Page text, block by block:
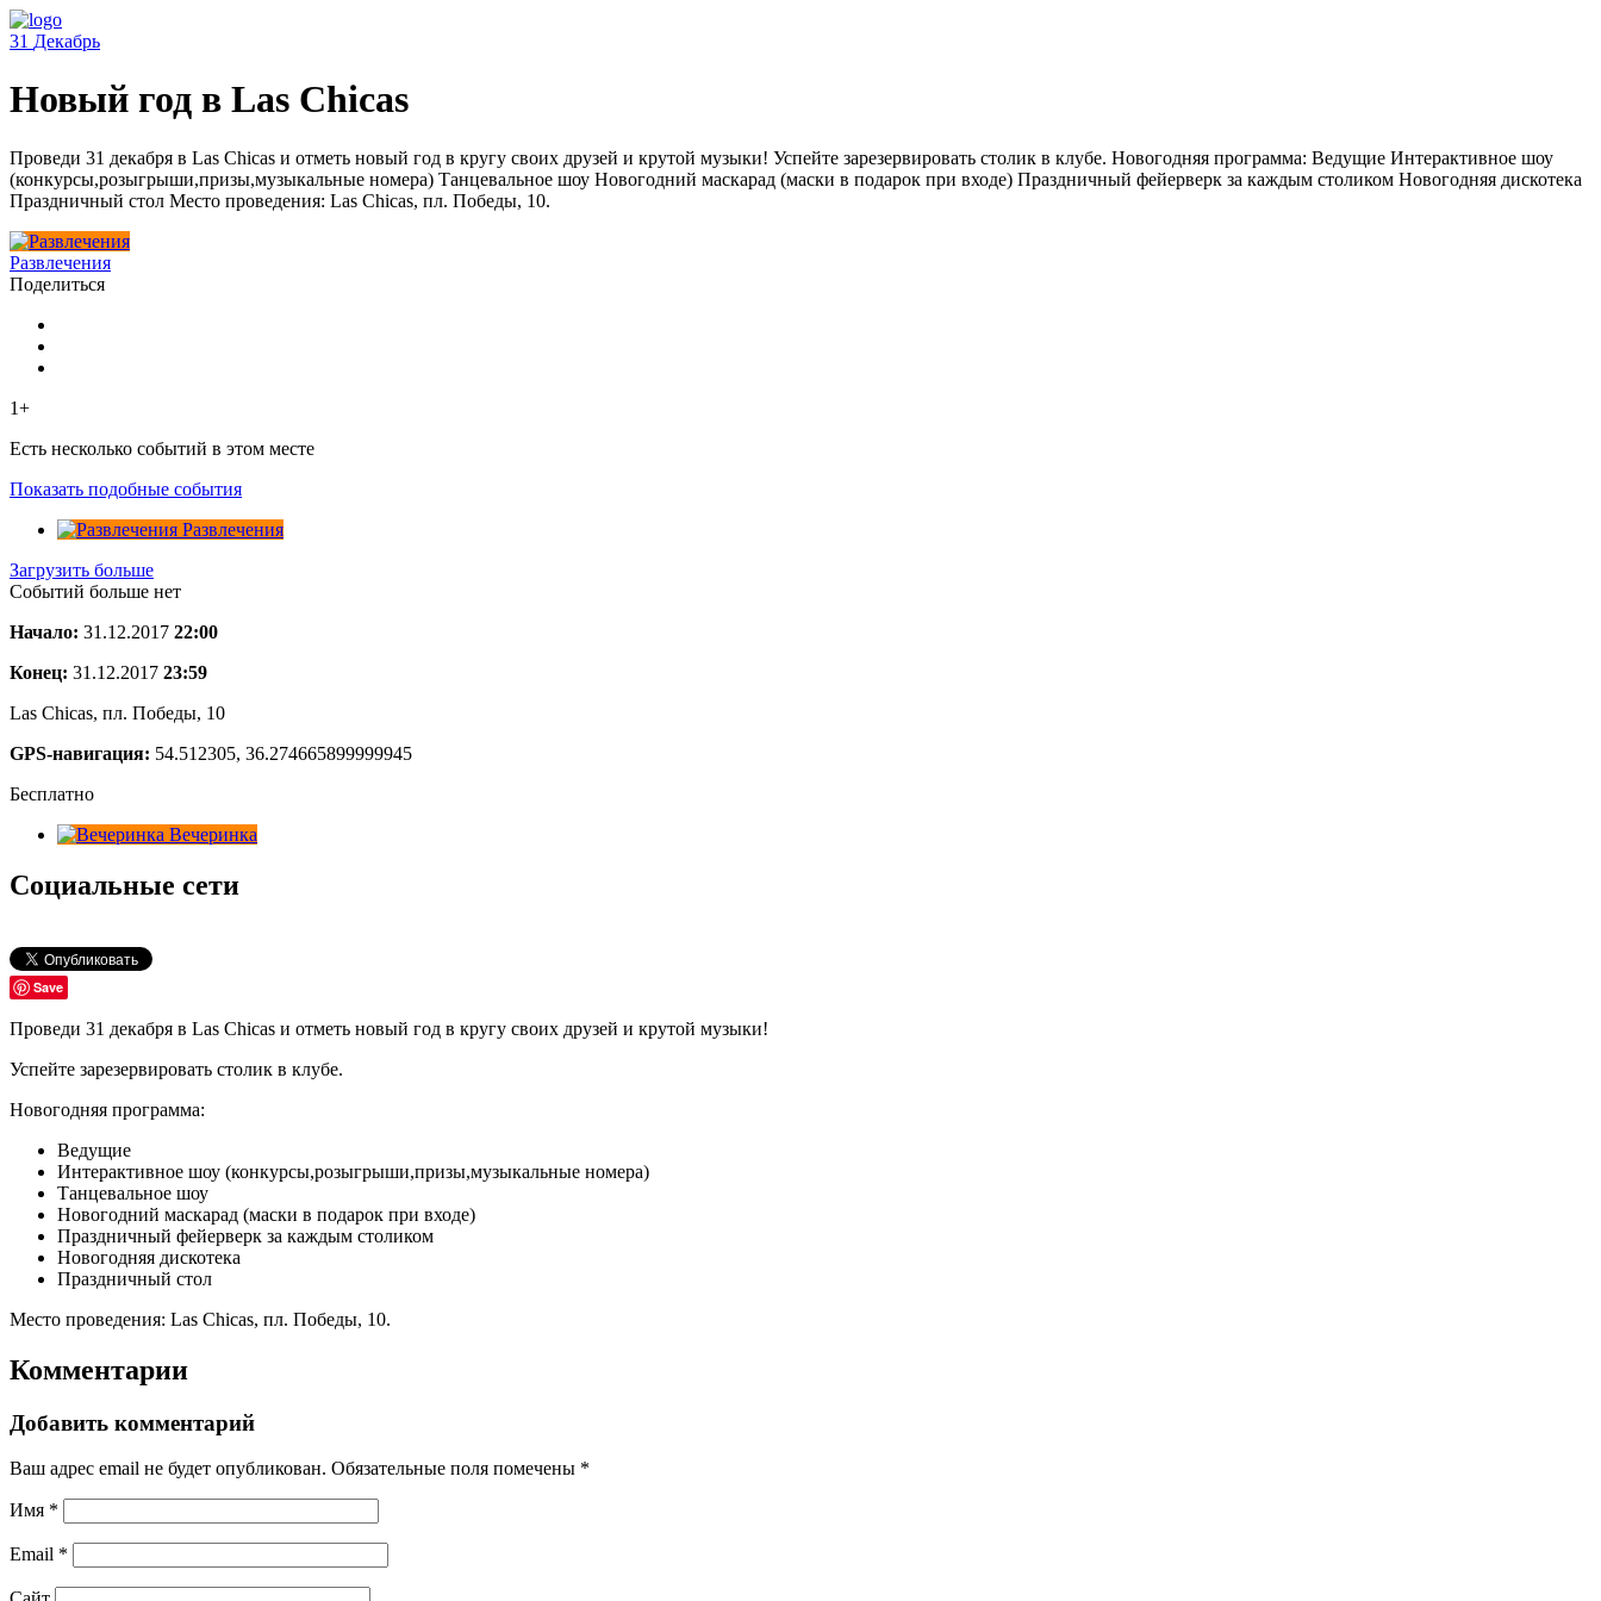
31 Декабрь
Новый год в Las Chicas
Проведи 31 декабря в Las Chicas и отметь новый год в кругу своих друзей и крутой музыки! Успейте зарезервировать столик в клубе. Новогодняя программа: Ведущие Интерактивное шоу
(конкурсы,розыгрыши,призы,музыкальные номера) Танцевальное шоу Новогодний маскарад (маски в подарок при входе) Праздничный фейерверк за каждым столиком Новогодняя дискотека
Праздничный стол Место проведения: Las Chicas, пл. Победы, 10.
Развлечения
Поделиться
1+
Есть несколько событий в этом месте
Показать подобные события
Развлечения
Загрузить больше
Событий больше нет
Начало: 31.12.2017 22:00
Конец: 31.12.2017 23:59
Las Chicas, пл. Победы, 10
GPS-навигация: 54.512305, 36.274665899999945
Бесплатно
Вечеринка
Социальные сети
Save
Проведи 31 декабря в Las Chicas и отметь новый год в кругу своих друзей и крутой музыки!
Успейте зарезервировать столик в клубе.
Новогодняя программа:
Ведущие
Интерактивное шоу (конкурсы,розыгрыши,призы,музыкальные номера)
Танцевальное шоу
Новогодний маскарад (маски в подарок при входе)
Праздничный фейерверк за каждым столиком
Новогодняя дискотека
Праздничный стол
Место проведения: Las Chicas, пл. Победы, 10.
Комментарии
Добавить комментарий
Ваш адрес email не будет опубликован. Обязательные поля помечены *
Имя *
Email *